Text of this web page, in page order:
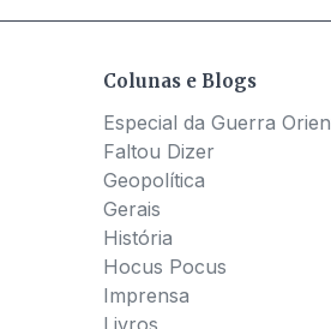
Colunas e Blogs
Especial da Guerra
Faltou Dizer
Geopolítica
Gerais
História
Hocus Pocus
Imprensa
Livros